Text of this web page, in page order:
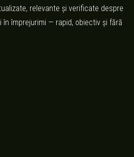
relevante și verificate despre
în împrejurimi — rapid, obiectiv și fără